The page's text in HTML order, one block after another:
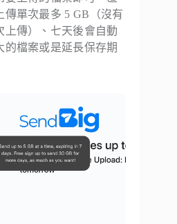
單次最多 5 GB（沒有
上傳）、七天後會自動
的檔案或是延長保存期